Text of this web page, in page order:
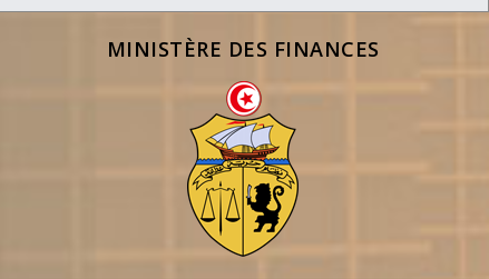
MINISTÈRE DES FINANCES